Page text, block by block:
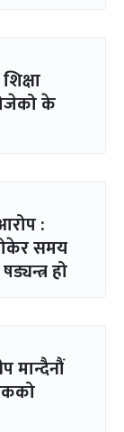
के
:
समय
हो
मान्दैनौं